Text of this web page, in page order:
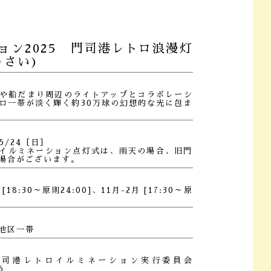
ン2025 門司港レトロ浪漫灯
さい)
船だまり周辺のライトアップとコラボレーシ
一帯が淡く輝く約30万球の幻想的な光に包ま
24［日］
ミネーション点灯式は、雨天の場合、旧門
合がございます。
[18:30～原則24:00]、11月-2月 [17:30～原
区一帯
司港レトロイルミネーション実行委員会